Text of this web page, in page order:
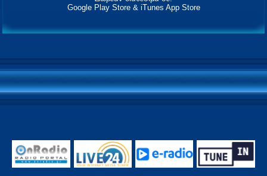
Google Play Store & iTunes App Store